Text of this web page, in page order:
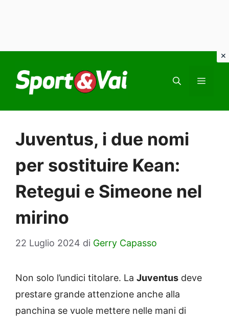
contenuto
Juventus, i due nomi
per sostituire Kean:
Retegui e Simeone nel
mirino
22 Luglio 2024 di Gerry Capasso
Non solo l’undici titolare. La Juventus deve
prestare grande attenzione anche alla
panchina se vuole mettere nelle mani di